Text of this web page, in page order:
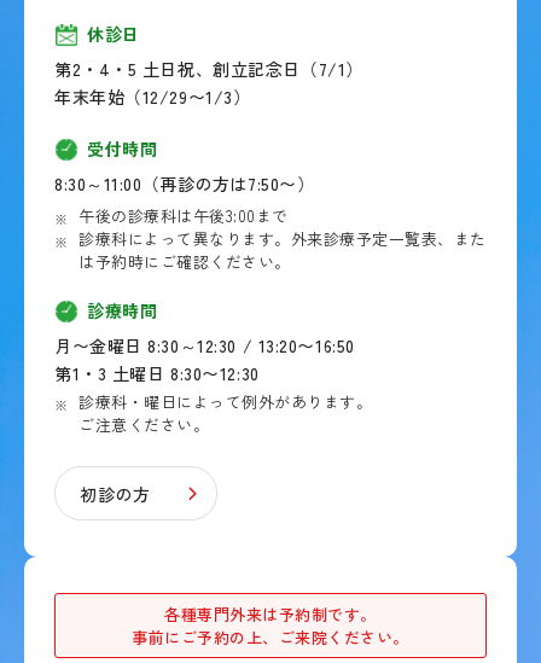
休診日
第2・4・5 土日祝、創立記念日（7/1）
年末年始（12/29〜1/3）
受付時間
8:30～11:00（再診の方は7:50〜）
午後の診療科は午後3:00まで
診療科によって異なります。外来診療予定一覧表、また
は予約時にご確認ください。
診療時間
月〜金曜日 8:30～12:30 / 13:20〜16:50
第1・3 土曜日 8:30〜12:30
診療科・曜日によって例外があります。
ご注意ください。
初診の方
各種専門外来は予約制です。
事前にご予約の上、ご来院ください。